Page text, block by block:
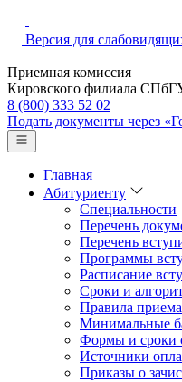
Версия для
Приемная комиссия
Кировского филиала
8 (800) 333 52 02
Подать документы через
Главная
Абитуриенту
Специальности
Перечень
Перечень
Программы
Расписание
Сроки и
Правила приема
Минимальные
Формы и сроки
Источники
Приказы о